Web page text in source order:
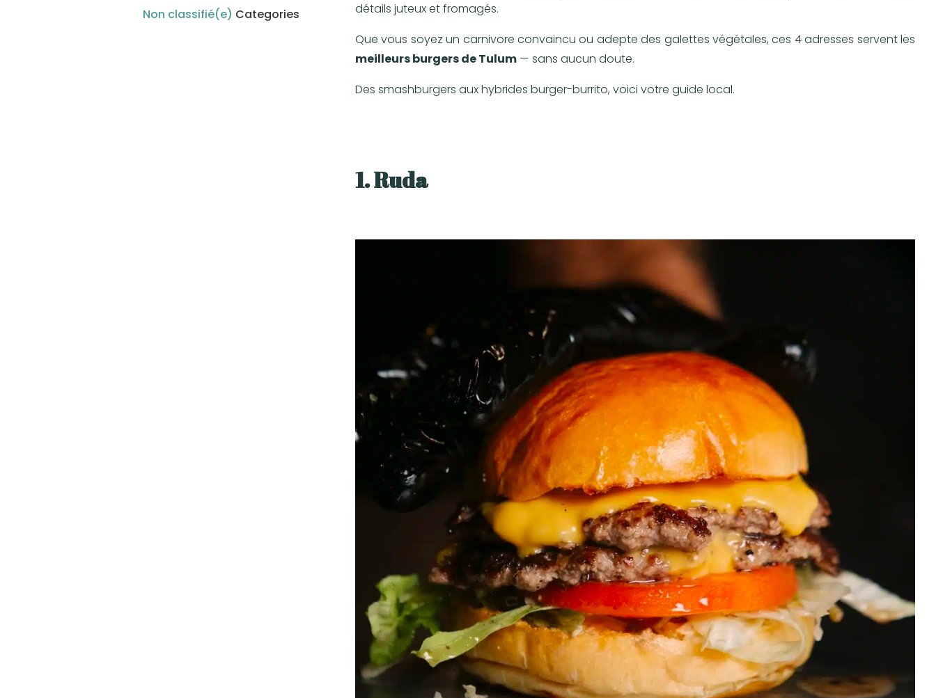
Non classifié(e) Categories
détails juteux et fromagés.
Que vous soyez un carnivore convaincu ou adepte des galettes végétales, ces 4 adresses servent les
meilleurs burgers de Tulum — sans aucun doute.
Des smashburgers aux hybrides burger-burrito, voici votre guide local.
1. Ruda